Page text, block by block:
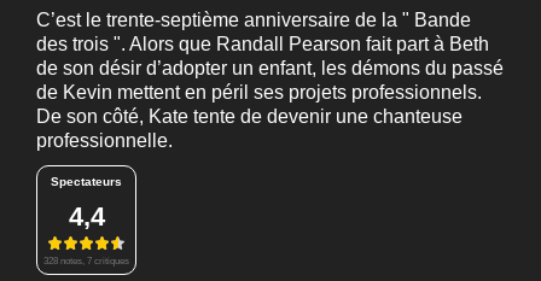
C’est le trente-septième anniversaire de la " Bande
des trois ". Alors que Randall Pearson fait part à Beth
de son désir d’adopter un enfant, les démons du passé
de Kevin mettent en péril ses projets professionnels.
De son côté, Kate tente de devenir une chanteuse
professionnelle.
Spectateurs
4,4
328 notes, 7 critiques